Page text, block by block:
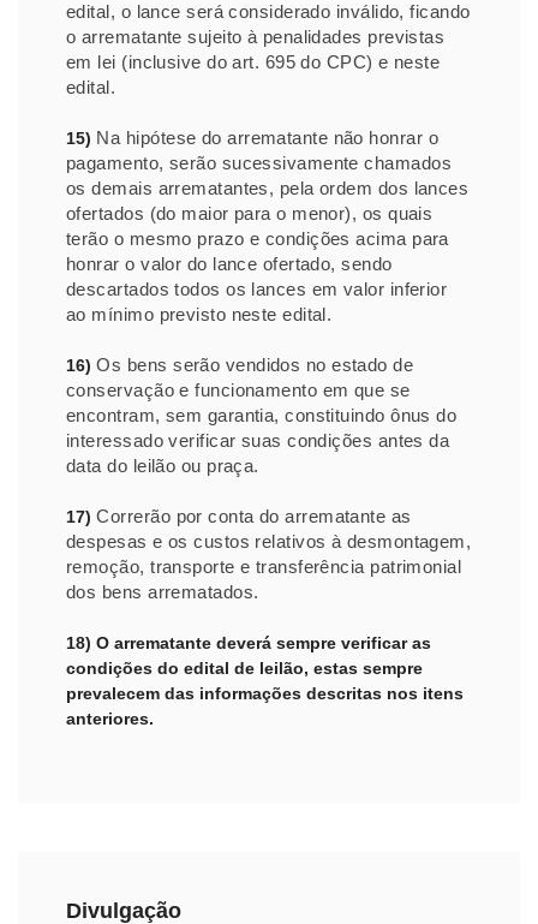
edital, o lance será considerado inválido, ficando
o arrematante sujeito à penalidades previstas
em lei (inclusive do art. 695 do CPC) e neste
edital.
15) Na hipótese do arrematante não honrar o
pagamento, serão sucessivamente chamados
os demais arrematantes, pela ordem dos lances
ofertados (do maior para o menor), os quais
terão o mesmo prazo e condições acima para
honrar o valor do lance ofertado, sendo
descartados todos os lances em valor inferior
ao mínimo previsto neste edital.
16) Os bens serão vendidos no estado de
conservação e funcionamento em que se
encontram, sem garantia, constituindo ônus do
interessado verificar suas condições antes da
data do leilão ou praça.
17) Correrão por conta do arrematante as
despesas e os custos relativos à desmontagem,
remoção, transporte e transferência patrimonial
dos bens arrematados.
18) O arrematante deverá sempre verificar as
condições do edital de leilão, estas sempre
prevalecem das informações descritas nos itens
anteriores.
Divulgação